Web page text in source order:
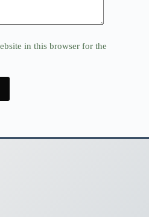
in this browser for the